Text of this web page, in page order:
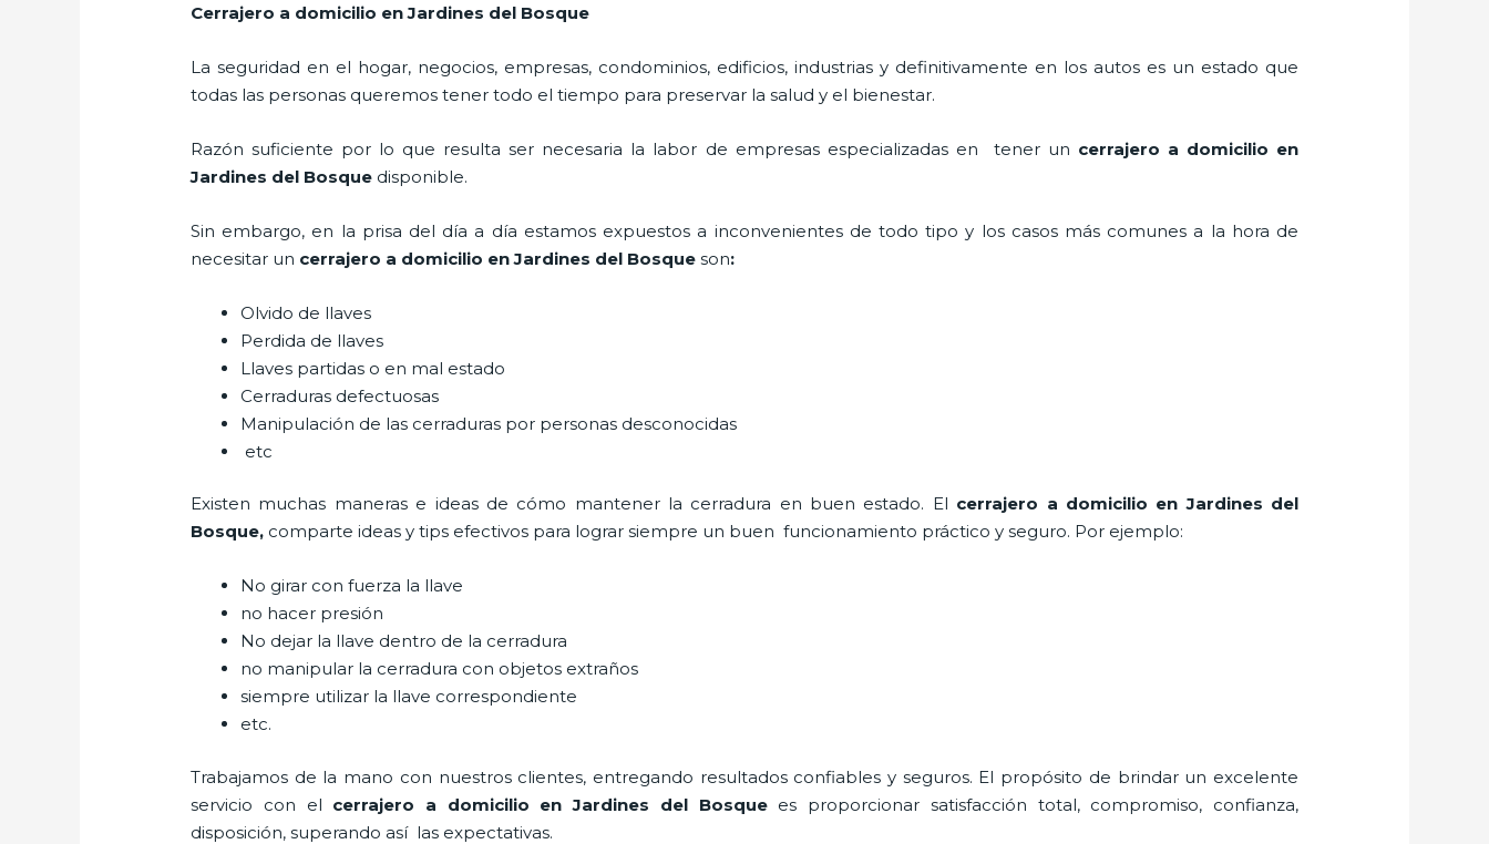
Cerrajero a domicilio en Jardines del Bosque
La seguridad en el hogar, negocios, empresas, condominios, edificios, industrias y definitivamente en los autos es un estado que
todas las personas queremos tener todo el tiempo para preservar la salud y el bienestar.
Razón suficiente por lo que resulta ser necesaria la labor de empresas especializadas en tener un cerrajero a domicilio en
Jardines del Bosque disponible.
Sin embargo, en la prisa del día a día estamos expuestos a inconvenientes de todo tipo y los casos más comunes a la hora de
necesitar un cerrajero a domicilio en Jardines del Bosque son:
Olvido de llaves
Perdida de llaves
Llaves partidas o en mal estado
Cerraduras defectuosas
Manipulación de las cerraduras por personas desconocidas
etc
Existen muchas maneras e ideas de cómo mantener la cerradura en buen estado. El cerrajero a domicilio en Jardines del
Bosque, comparte ideas y tips efectivos para lograr siempre un buen funcionamiento práctico y seguro. Por ejemplo:
No girar con fuerza la llave
no hacer presión
No dejar la llave dentro de la cerradura
no manipular la cerradura con objetos extraños
siempre utilizar la llave correspondiente
etc.
Trabajamos de la mano con nuestros clientes, entregando resultados confiables y seguros. El propósito de brindar un excelente
servicio con el cerrajero a domicilio en Jardines del Bosquees proporcionar satisfacción total, compromiso, confianza,
disposición, superando así las expectativas.